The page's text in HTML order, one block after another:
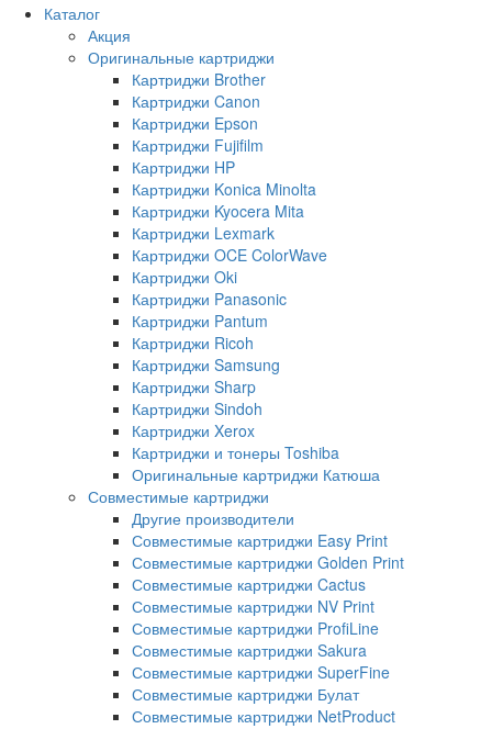
Каталог
Акция
Оригинальные картриджи
Картриджи Brother
Картриджи Canon
Картриджи Epson
Картриджи Fujifilm
Картриджи HP
Картриджи Konica Minolta
Картриджи Kyocera Mita
Картриджи Lexmark
Картриджи OCE ColorWave
Картриджи Oki
Картриджи Panasonic
Картриджи Pantum
Картриджи Ricoh
Картриджи Samsung
Картриджи Sharp
Картриджи Sindoh
Картриджи Xerox
Картриджи и тонеры Toshiba
Оригинальные картриджи Катюша
Совместимые картриджи
Другие производители
Совместимые картриджи Easy Print
Совместимые картриджи Golden Print
Совместимые картриджи Cactus
Совместимые картриджи NV Print
Совместимые картриджи ProfiLine
Совместимые картриджи Sakura
Совместимые картриджи SuperFine
Совместимые картриджи Булат
Совместимые картриджи NetProduct